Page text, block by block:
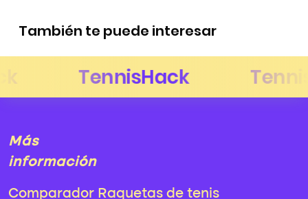
También te puede interesar
Más
información
Comparador Raquetas de tenis